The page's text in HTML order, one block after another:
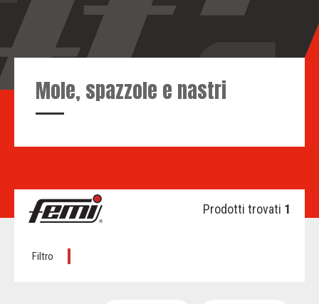
Mole, spazzole e nastri
Prodotti trovati 1
Filtro